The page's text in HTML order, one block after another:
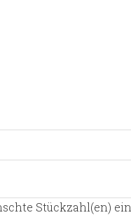
Stückzahl(en) ein